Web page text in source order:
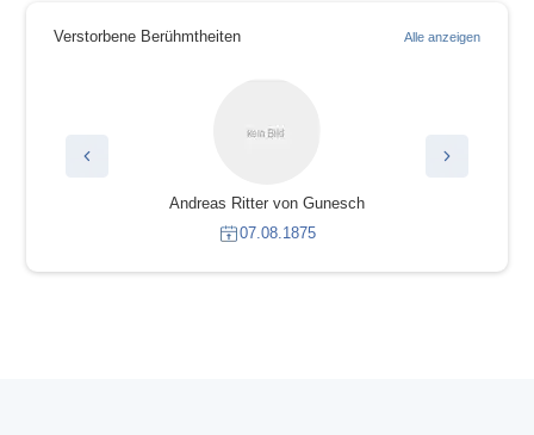
Verstorbene Berühmtheiten Alle anzeigen
Andreas Ritter von Gunesch
07.08.1875